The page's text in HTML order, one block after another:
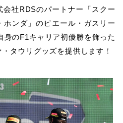
会社RDSのパートナー「スクー
ホンダ」のピエール・ガスリー
身のF1キャリア初優勝を飾った
タウリグッズを提供します！